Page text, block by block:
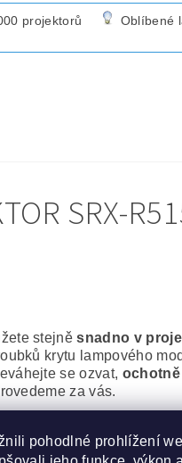
projektorů Oblíbené
SRX-
stejněsnadno v
krytu lampového
se ozvat,
za vás.
Výbojka i
pohodlné prohlížení